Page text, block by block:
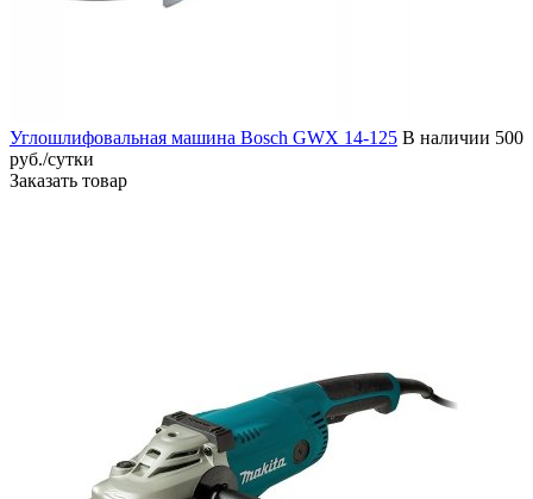
Углошлифовальная машина Bosch GWX 14-125 В наличии 500
руб./сутки
Заказать товар